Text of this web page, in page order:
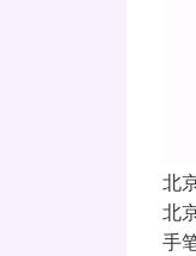
北
北
手